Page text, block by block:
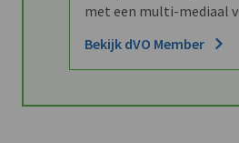
met een multi-mediaal
Bekijk dVO Member